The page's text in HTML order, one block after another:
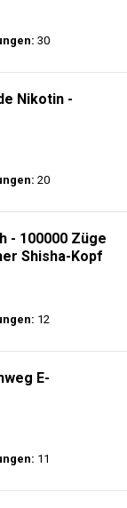
30
Nikotin -
20
- 100000 Züge
Shisha-Kopf
12
E-
11